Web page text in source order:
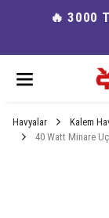
🔥 3000
Havyalar
Kalem
40 Watt Minare